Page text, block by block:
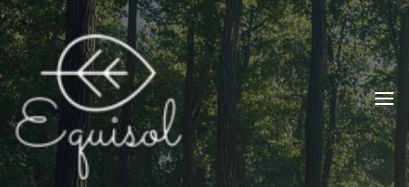
Equisol
Parlons d'écologie et d'énergie!